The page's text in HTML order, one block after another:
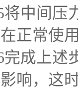
将中间压
正常使
完成上述
响，这